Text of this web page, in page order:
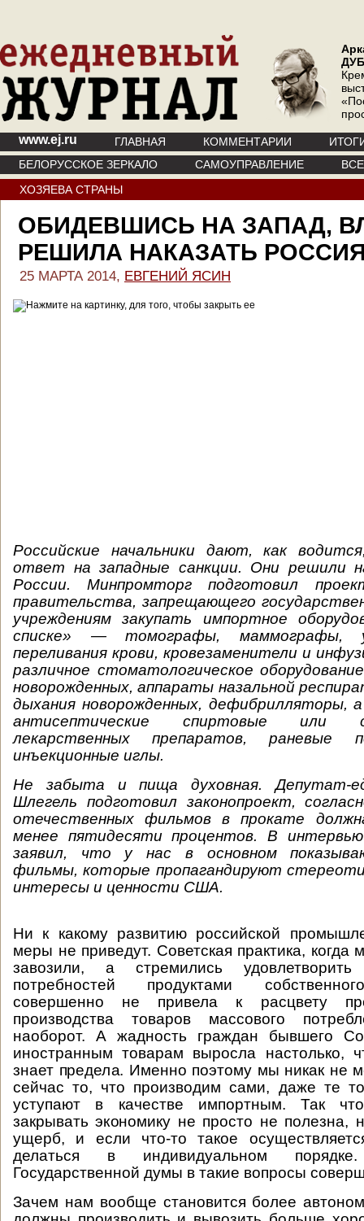
www.ej.ru ГЛАВНАЯ КОММЕНТАРИИ
БЕЛОРУССКОЕ ЗЕРКАЛО
САМОУПРАВЛЕНИЕ
ХОЗЯЕВА СТРАНЫ
ОБИДЕВШИСЬ НА ЗАПАД,
РЕШИЛА НАКАЗАТЬ
25 МАРТА 2014, ЕВГЕНИЙ ЯСИН
Российские начальники дают, как
ответ на западные санкции. Они решили
России. Минпромторг подготовил
правительства, запрещающего
учреждениям закупать импортное
списке» — томографы, маммографы,
переливания крови, кровезаменители и
различное стоматологическое
новорожденных, аппараты назальной
дыхания новорожденных, дефибрилляторы,
антисептические спиртовые или
лекарственных препаратов, раневые
инъекционные иглы.
Не забыта и пища духовная. Депутат-
Шлегель подготовил законопроект,
отечественных фильмов в прокате
менее пятидесяти процентов. В
заявил, что у нас в основном
фильмы, которые пропагандируют
интересы и ценности США.
Ни к какому развитию российской
меры не приведут. Советская практика, когда
завозили, а стремились
потребностей продуктами
совершенно не привела к расцвету
производства товаров массового
наоборот. А жадность граждан бывшего
иностранным товарам выросла настолько,
знает предела. Именно поэтому мы никак не
сейчас то, что производим сами, даже те
уступают в качестве импортным. Так
закрывать экономику не просто не полезна,
ущерб, и если что-то такое
делаться в индивидуальном порядке.
Государственной думы в такие вопросы
Зачем нам вообще становится более